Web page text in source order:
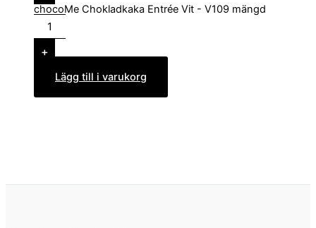
chocoMe Chokladkaka Entrée Vit - V109 mängd
+
Lägg till i varukorg